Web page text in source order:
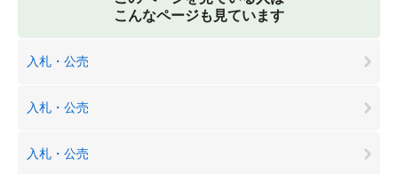
こんなページも見ています
入札・公売
入札・公売
入札・公売